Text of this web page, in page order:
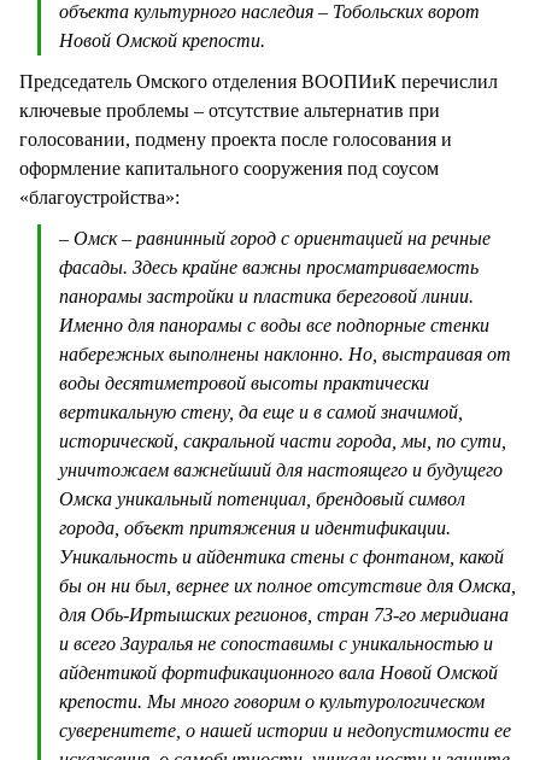
объекта культурного наследия – Тобольских ворот
Новой Омской крепости.
Председатель Омского отделения ВООПИиК перечислил
ключевые проблемы – отсутствие альтернатив при
голосовании, подмену проекта после голосования и
оформление капитального сооружения под соусом
«благоустройства»:
– Омск – равнинный город с ориентацией на речные
фасады. Здесь крайне важны просматриваемость
панорамы застройки и пластика береговой линии.
Именно для панорамы с воды все подпорные стенки
набережных выполнены наклонно. Но, выстраивая от
воды десятиметровой высоты практически
вертикальную стену, да еще и в самой значимой,
исторической, сакральной части города, мы, по сути,
уничтожаем важнейший для настоящего и будущего
Омска уникальный потенциал, брендовый символ
города, объект притяжения и идентификации.
Уникальность и айдентика стены с фонтаном, какой
бы он ни был, вернее их полное отсутствие для Омска,
для Обь-Иртышских регионов, стран 73-го меридиана
и всего Зауралья не сопоставимы с уникальностью и
айдентикой фортификационного вала Новой Омской
крепости. Мы много говорим о культурологическом
суверенитете, о нашей истории и недопустимости ее